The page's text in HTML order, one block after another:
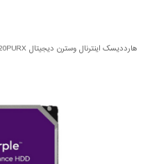
هارددیسک اینترنال وسترن دیجیتال 2TB WD20PURX